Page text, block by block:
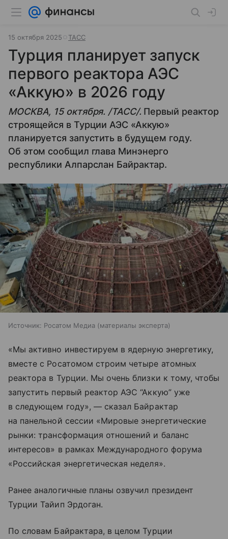
15 октября 2025 ТАСС
Турция планирует запуск
первого реактора АЭС
«Аккую» в 2026 году
МОСКВА, 15 октября. /ТАСС/. Первый реактор
строящейся в Турции АЭС «Аккую»
планируется запустить в будущем году.
Об этом сообщил глава Минэнерго
республики Алпарслан Байрактар.
Источник: Росатом Медиа (материалы эксперта)
«Мы активно инвестируем в ядерную энергетику,
вместе с Росатомом строим четыре атомных
реактора в Турции. Мы очень близки к тому, чтобы
запустить первый реактор АЭС “Аккую” уже
в следующем году», — сказал Байрактар
на панельной сессии «Мировые энергетические
рынки: трансформация отношений и баланс
интересов» в рамках Международного форума
«Российская энергетическая неделя».
Ранее аналогичные планы озвучил президент
Турции Тайип Эрдоган.
По словам Байрактара, в целом Турции